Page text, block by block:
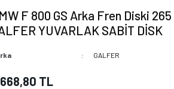
F 800 GS Arka Fren Diski
YUVARLAK SABİT DİSK
GALFER
TL